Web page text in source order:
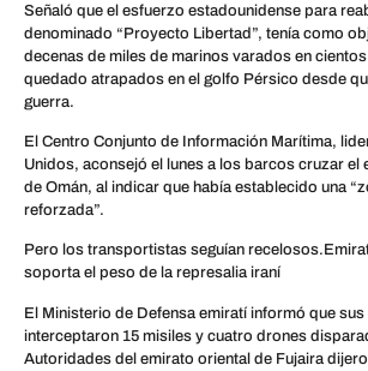
Señaló que el esfuerzo estadounidense para
denominado “Proyecto Libertad”, tenía como
decenas de miles de marinos varados en
quedado atrapados en el golfo Pérsico desde
guerra.
El Centro Conjunto de Información Marítima,
Unidos, aconsejó el lunes a los barcos cruzar el
de Omán, al indicar que había establecido una
reforzada”.
Pero los transportistas seguían
soporta el peso de la represalia iraní
El Ministerio de Defensa emiratí informó que
interceptaron 15 misiles y cuatro drones
Autoridades del emirato oriental de Fujaira